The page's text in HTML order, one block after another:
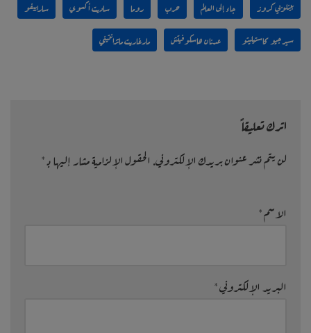
بينلوبي كروز جاء إلى العالم حرب روما ساديت أكسوي ساراييفو
سيرجيو كاستيليتو عدنان هاسكوفيتش مارغاريت ماتزانتيني
اترك تعليقاً
لن يتم نشر عنوان بريدك الإلكتروني. الحقول الإلزامية مشار إليها بـ*
الاسم*
البريد الإلكتروني*